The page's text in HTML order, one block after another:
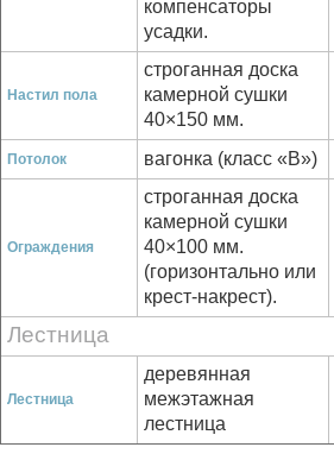
компенсаторы
усадки.
Настил пола
строганная доска
камерной сушки
40×150 мм.
Потолок вагонка (класс «В»)
Ограждения
строганная доска
камерной сушки
40×100 мм.
(горизонтально или
крест-накрест).
Лестница
Лестница
деревянная
межэтажная
лестница